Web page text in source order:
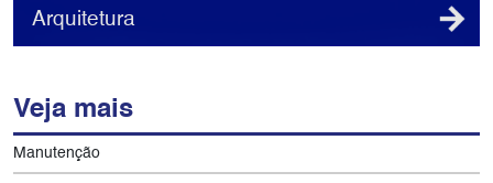
Arquitetura
Veja mais
Manutenção